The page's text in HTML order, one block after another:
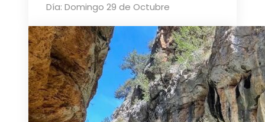
Día: Domingo 29 de Octubre